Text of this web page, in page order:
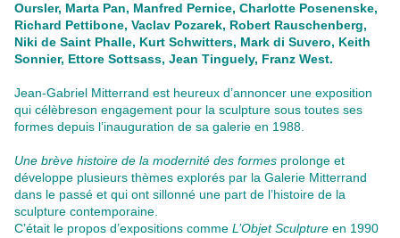
Oursler, Marta Pan, Manfred Pernice, Charlotte Posenenske,
Richard Pettibone, Vaclav Pozarek, Robert Rauschenberg,
Niki de Saint Phalle, Kurt Schwitters, Mark di Suvero, Keith
Sonnier, Ettore Sottsass, Jean Tinguely, Franz West.
Jean-Gabriel Mitterrand est heureux d’annoncer une exposition
qui célèbreson engagement pour la sculpture sous toutes ses
formes depuis l’inauguration de sa galerie en 1988.
Une brève histoire de la modernité des formes prolonge et
développe plusieurs thèmes explorés par la Galerie Mitterrand
dans le passé et qui ont sillonné une part de l’histoire de la
sculpture contemporaine.
C’était le propos d’expositions comme L’Objet Sculpture en 1990